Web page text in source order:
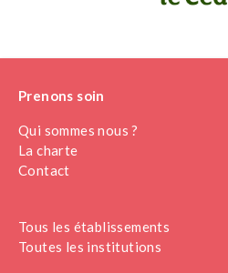
Prenons soin
Qui sommes nous ?
La charte
Contact
Tous les établissements
Toutes les institutions